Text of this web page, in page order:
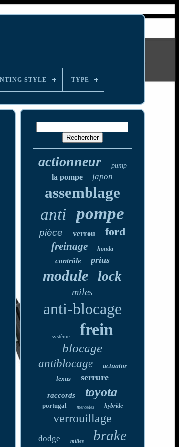
STYLE TYPE
actionneur pump
la pompe japon
assemblage
anti pompe
pièce verrou ford
freinage honda
contrôle prius
module lock
miles
anti-blocage
système frein
blocage
antiblocage
actuator
lexus
serrure
raccords toyota
portugal mercedes hybride
verrouillage
dodge milles brake